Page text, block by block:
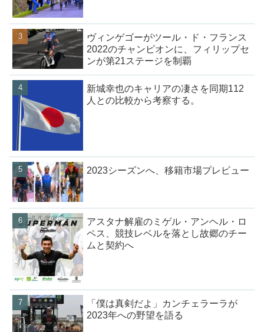
ヴィンゲゴーがツール・ド・フランス
2022のチャンピオンに、フィリップセ
ンが第21ステージを制覇
新城幸也のキャリアの凄さを同期112
人との比較から考察する。
2023シーズンへ、移籍市場プレビュー
アスタナ解雇のミゲル・アンヘル・ロ
ペス、競技レベルを落とし故郷のチー
ムと契約へ
「僕は真剣だよ」カンチェラーラが
2023年への野望を語る